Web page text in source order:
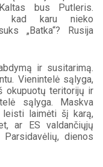
bus Putleris.
kad karu nieko
„Batka“? Rusija
ir susitarimą.
Vienintelė sąlyga,
okupuotų teritorijų ir
sąlyga. Maskva
leisti laimėti šį karą,
ar ES valdančiųjų
dienos